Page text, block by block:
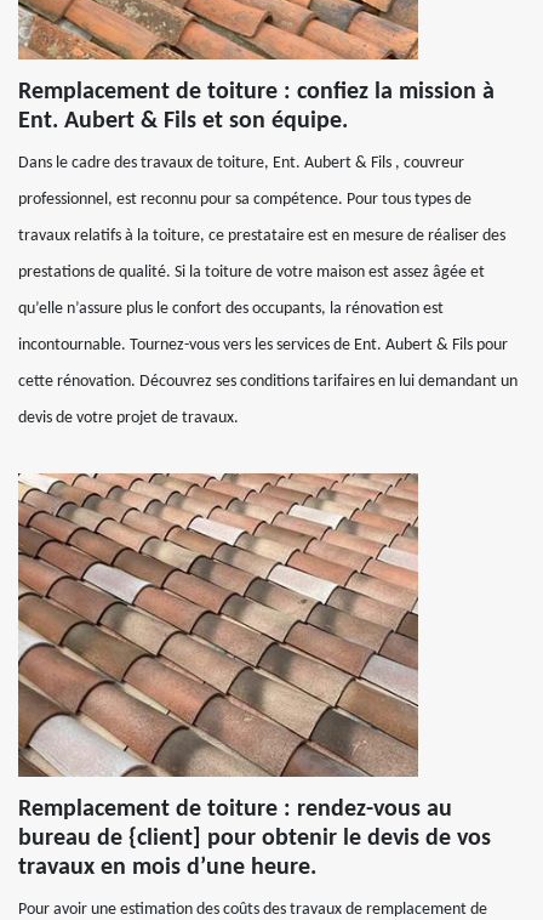
Remplacement de toiture : confiez la mission à
Ent. Aubert & Fils et son équipe.
Dans le cadre des travaux de toiture, Ent. Aubert & Fils , couvreur
professionnel, est reconnu pour sa compétence. Pour tous types de
travaux relatifs à la toiture, ce prestataire est en mesure de réaliser des
prestations de qualité. Si la toiture de votre maison est assez âgée et
qu’elle n’assure plus le confort des occupants, la rénovation est
incontournable. Tournez-vous vers les services de Ent. Aubert & Fils pour
cette rénovation. Découvrez ses conditions tarifaires en lui demandant un
devis de votre projet de travaux.
Remplacement de toiture : rendez-vous au
bureau de {client] pour obtenir le devis de vos
travaux en mois d’une heure.
Pour avoir une estimation des coûts des travaux de remplacement de